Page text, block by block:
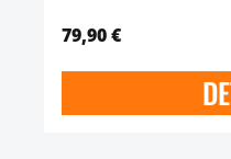
79,90 €